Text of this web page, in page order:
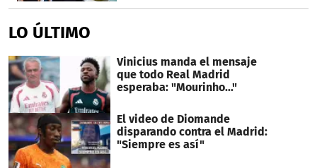
LO ÚLTIMO
Vinicius manda el mensaje
que todo Real Madrid
esperaba: "Mourinho..."
El video de Diomande
disparando contra el Madrid:
"Siempre es así"